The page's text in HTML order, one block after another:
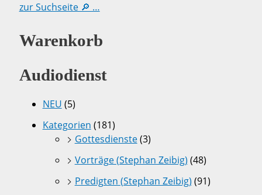
zur Suchseite 🔎 …
Warenkorb
Audiodienst
NEU (5)
Kategorien (181)
Gottesdienste(3)
Vorträge (Stephan Zeibig) (48)
Predigten (Stephan Zeibig) (91)